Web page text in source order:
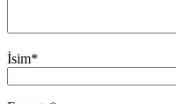
İsim*